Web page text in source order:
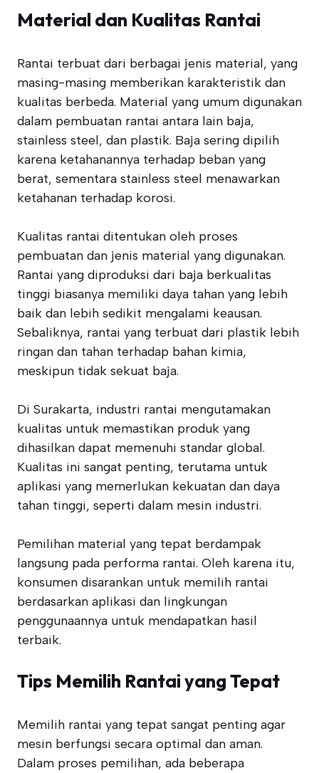
Material dan Kualitas Rantai
Rantai terbuat dari berbagai jenis material, yang
masing-masing memberikan karakteristik dan
kualitas berbeda. Material yang umum digunakan
dalam pembuatan rantai antara lain baja,
stainless steel, dan plastik. Baja sering dipilih
karena ketahanannya terhadap beban yang
berat, sementara stainless steel menawarkan
ketahanan terhadap korosi.
Kualitas rantai ditentukan oleh proses
pembuatan dan jenis material yang digunakan.
Rantai yang diproduksi dari baja berkualitas
tinggi biasanya memiliki daya tahan yang lebih
baik dan lebih sedikit mengalami keausan.
Sebaliknya, rantai yang terbuat dari plastik lebih
ringan dan tahan terhadap bahan kimia,
meskipun tidak sekuat baja.
Di Surakarta, industri rantai mengutamakan
kualitas untuk memastikan produk yang
dihasilkan dapat memenuhi standar global.
Kualitas ini sangat penting, terutama untuk
aplikasi yang memerlukan kekuatan dan daya
tahan tinggi, seperti dalam mesin industri.
Pemilihan material yang tepat berdampak
langsung pada performa rantai. Oleh karena itu,
konsumen disarankan untuk memilih rantai
berdasarkan aplikasi dan lingkungan
penggunaannya untuk mendapatkan hasil
terbaik.
Tips Memilih Rantai yang Tepat
Memilih rantai yang tepat sangat penting agar
mesin berfungsi secara optimal dan aman.
Dalam proses pemilihan, ada beberapa